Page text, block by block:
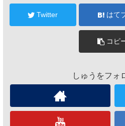
Twitter はて
コピ
しゅうをフォ